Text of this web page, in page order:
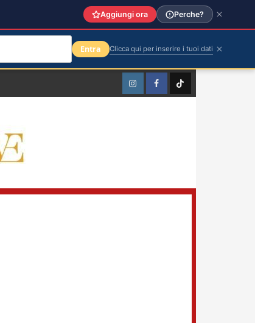
InstagramFacebookTikTok
Aggiungi ora Perche?
Entra Clicca qui per inserire i tuoi dati